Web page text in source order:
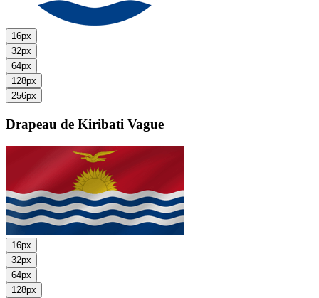
16px
32px
64px
128px
256px
Drapeau de Kiribati Vague
16px
32px
64px
128px